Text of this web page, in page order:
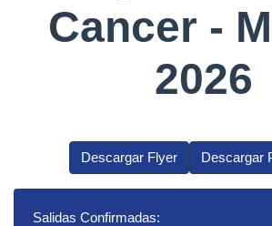
Cancer -
2026
Descargar Flyer Descargar
Salidas Confirmadas: